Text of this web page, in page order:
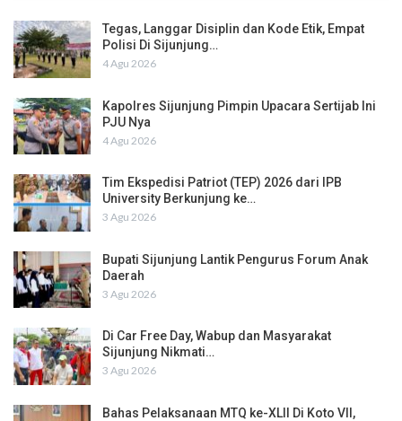
Tegas, Langgar Disiplin dan Kode Etik, Empat
Polisi Di Sijunjung…
4 Agu 2026
Kapolres Sijunjung Pimpin Upacara Sertijab Ini
PJU Nya
4 Agu 2026
Tim Ekspedisi Patriot (TEP) 2026 dari IPB
University Berkunjung ke…
3 Agu 2026
Bupati Sijunjung Lantik Pengurus Forum Anak
Daerah
3 Agu 2026
Di Car Free Day, Wabup dan Masyarakat
Sijunjung Nikmati…
3 Agu 2026
Bahas Pelaksanaan MTQ ke-XLII Di Koto VII,